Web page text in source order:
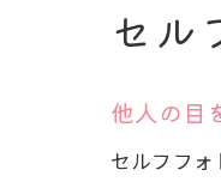
セル
他人の目
セルフフ